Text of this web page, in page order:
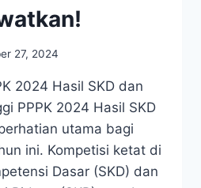
27, 2024
2024 Hasil SKD dan
PPPK 2024 Hasil SKD
utama bagi
ini. Kompetisi ketat di
Dasar (SKD) dan